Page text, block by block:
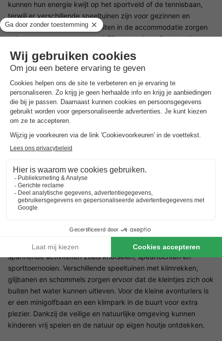
kunnen hun energie kwijt op het sportveld of de tennisbaan,
terwijl er verschillende speeltuinen zijn voor gezinnen en
kinderen. De moderne faciliteiten in de accommodatie zorgen
ook voor een aangenaam verblijf met veel comfort en ruimte
voor het hele gezin.
Zwemmen Landal Village l'Eau d'Heure
Landal Village l'Eau d'Heure biedt je directe toegang tot een
openbaar recreatiemeer, dat ideaal is om te zwemmen, varen
en diverse watersporten te beoefenen. Het openbare
recreatiestrand nodigt je uit om te zonnebaden, zandkastelen
te bouwen en te ontspannen. Je kunt over de promenade
wandelen of de loopbrug gebruiken om het prachtige meer
in de natuur kun je ontspannen in de sauna en tot rust komen.
Deze combinatie van wateractiviteiten en wellness zorgt voor
een allround ontspannen verblijf.
Kinderen kunnen zich verheugen op een gevarieerd
animatieprogramma tijdens de vakantieperiodes, met
spannende activiteiten zoals knutselen, speurtochten en
sporttoernooien. Verschillende speeltuinen met klimrekken,
glijbanen en schommels zorgen ervoor dat de kleintjes zich ook
buiten het water kunnen uitleven. Voor de kleine avonturiers is
er een minigolfbaan en een klimpark in de buurt voor extra
plezier. Dankzij de veilige en natuurlijke omgeving kunnen
kinderen vrij spelen en de natuur op eigen houtje ontdekken.